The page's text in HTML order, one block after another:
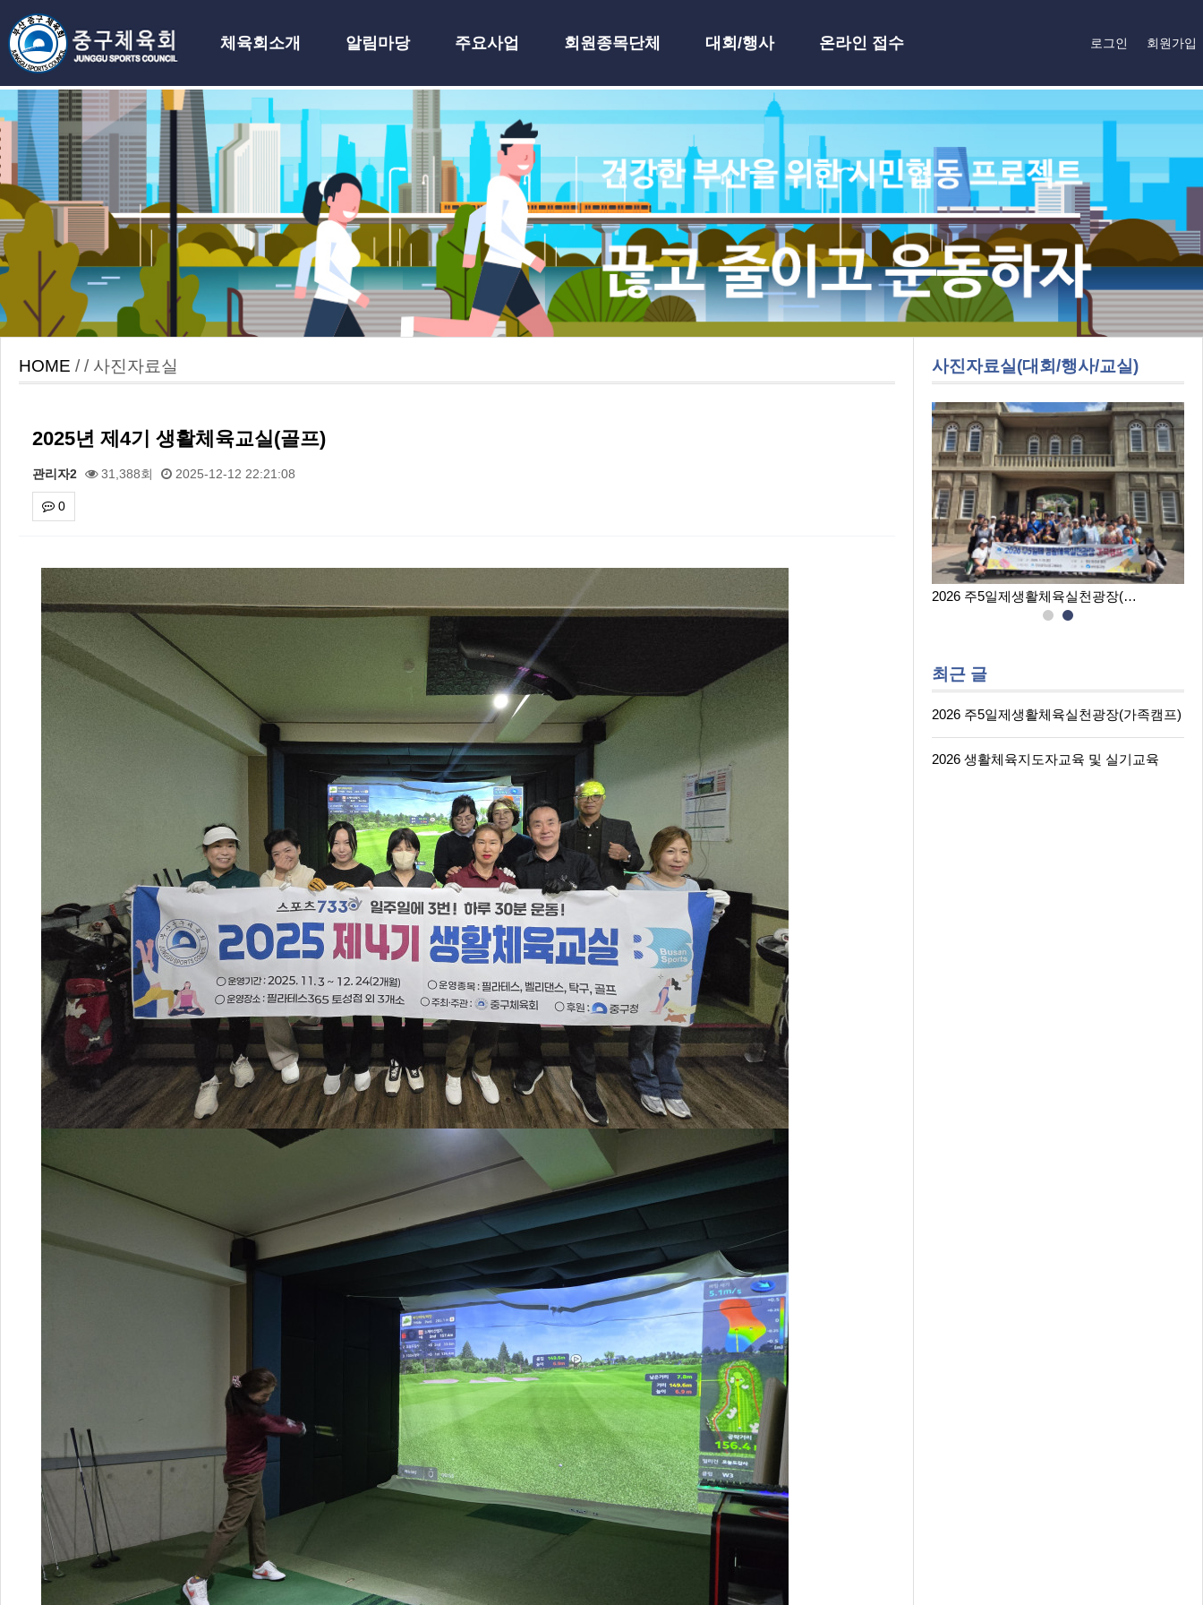
체육회소개 알림마당 주요사업 회원종목단체 대회/행사
온라인 접수
하위분류
로그인 회원가입
HOME / / 사진자료실
2025년 제4기 생활체육교실(골프)
관리자2 31,388회 2025-12-12 22:21:08
0
사진자료실(대회/행사/교실)
2026 주5일제생활체육실천광장(… 2026 생활체육지도자교육 및 실… 2026 주5일제생활체육실천광장(… 2026 생활체육지도자교육 및 실…
최근 글
2026 주5일제생활체육실천광장(가족캠프)
2026 생활체육지도자교육 및 실기교육